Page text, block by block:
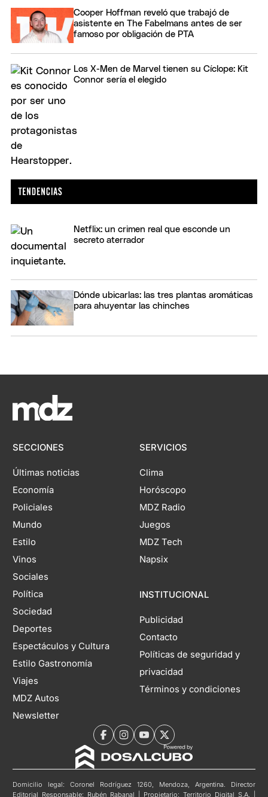
Cooper Hoffman reveló que trabajó de
asistente en The Fabelmans antes de ser
famoso por obligación de PTA
Los X-Men de Marvel tienen su Cíclope: Kit
Connor sería el elegido
Netflix: un crimen real que esconde un
secreto aterrador
Dónde ubicarlas: las tres plantas aromáticas
para ahuyentar las chinches
SECCIONES
Últimas noticias
Economía
Policiales
Mundo
Estilo
Vinos
Sociales
Política
Sociedad
Deportes
Espectáculos y Cultura
Estilo Gastronomía
Viajes
MDZ Autos
Newsletter
SERVICIOS
Clima
Horóscopo
MDZ Radio
Juegos
MDZ Tech
Napsix
INSTITUCIONAL
Publicidad
Contacto
Políticas de seguridad y
privacidad
Términos y condiciones
Domicilio legal: Coronel Rodríguez 1260, Mendoza, Argentina. Director
Editorial Responsable: Rubén Rabanal | Propietario: Territorio Digital S.A. |